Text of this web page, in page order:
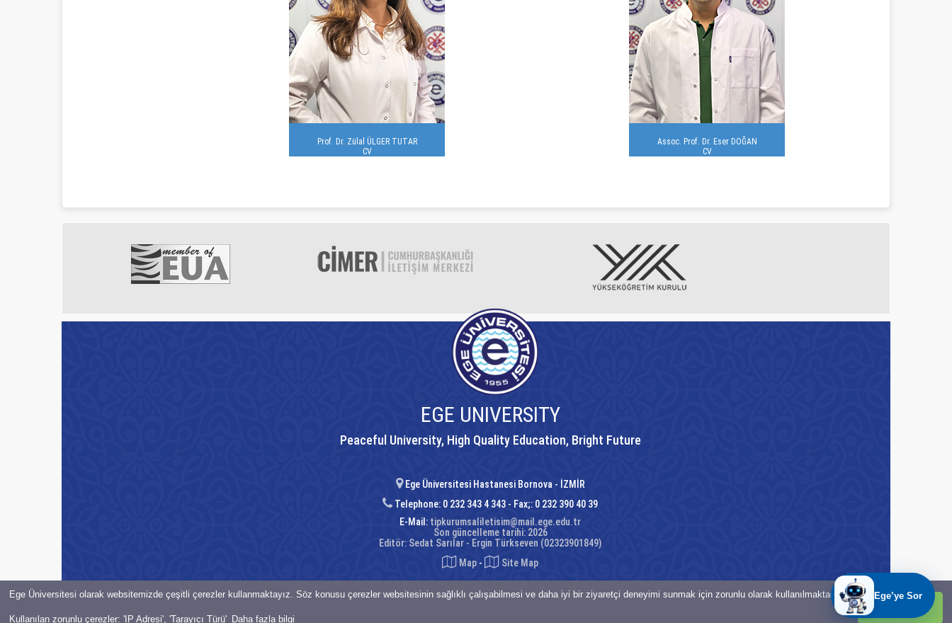
Ege Üniversitesi olarak websitemizde çeşitli çerezler kullanmaktayız. Söz konusu çerezler websitesinin sağlıklı çalışabilmesi ve daha iyi bir ziyaretçi deneyimi sunmak için zorunlu olarak kullanılmaktadır.
Kullanılan zorunlu çerezler: 'IP Adresi', 'Tarayıcı Türü' Daha fazla bilgi
Prof. Dr. Zülal ÜLGER TUTAR
CV
Assoc. Prof. Dr. Eser DOĞAN
CV
EGE UNIVERSITY
Peaceful University, High Quality Education, Bright Future
Ege Üniversitesi Hastanesi Bornova - İZMİR
Telephone: 0 232 343 4 343 - Fax;: 0 232 390 40 39
E-Mail: tipkurumsaliletisim@mail.ege.edu.tr
Son güncelleme tarihi: 2026
Editör: Sedat Sarılar - Ergin Türkseven (02323901849)
Map - Site Map
© Bilgi İşlem Daire Başkanlığı-2021-EGE ÜNiVERSiTESi Her hakkı saklıdır.